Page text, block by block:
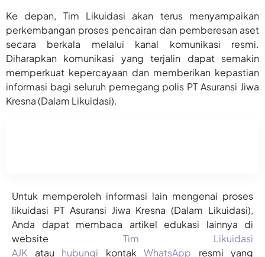
Ke depan, Tim Likuidasi akan terus menyampaikan
perkembangan proses pencairan dan pemberesan aset
secara berkala melalui kanal komunikasi resmi.
Diharapkan komunikasi yang terjalin dapat semakin
memperkuat kepercayaan dan memberikan kepastian
informasi bagi seluruh pemegang polis PT Asuransi Jiwa
Kresna (Dalam Likuidasi).
Untuk memperoleh informasi lain mengenai proses
likuidasi PT Asuransi Jiwa Kresna (Dalam Likuidasi),
Anda dapat membaca artikel edukasi lainnya di
website Tim Likuidasi
AJK atau hubungi kontak WhatsApp resmi yang